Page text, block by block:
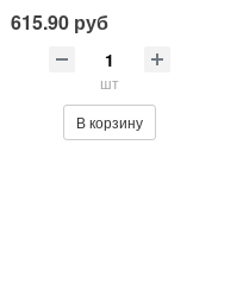
615.90 руб
шт
В корзину